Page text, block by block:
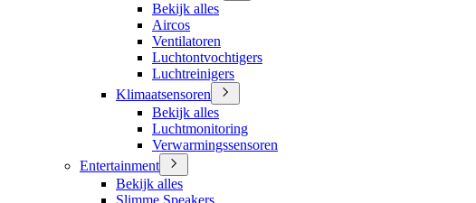
Bekijk alles
Aircos
Ventilatoren
Luchtontvochtigers
Luchtreinigers
Klimaatsensoren
Bekijk alles
Luchtmonitoring
Verwarmingssensoren
Entertainment
Bekijk alles
Slimme Speakers